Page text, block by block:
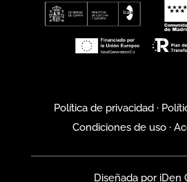
Política de privacidad ·
Condiciones de uso ·
Diseñada poriDen